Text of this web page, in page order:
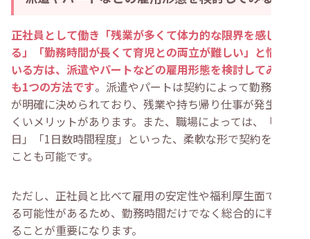
正社員として働き「残業が多くて体力的な限界を感じてい
る」「勤務時間が長くて育児との両立が難しい」と悩んで
いる方は、派遣やパートなどの雇用形態を検討してみるの
も1つの方法です。派遣やパートは契約によって勤務時間
が明確に決められており、残業や持ち帰り仕事が発生しに
くいメリットがあります。また、職場によっては、「週4
日」「1日数時間程度」といった、柔軟な形で契約を結ぶ
ことも可能です。
ただし、正社員と比べて雇用の安定性や福利厚生面では劣
る可能性があるため、勤務時間だけでなく総合的に判断す
ることが重要になります。